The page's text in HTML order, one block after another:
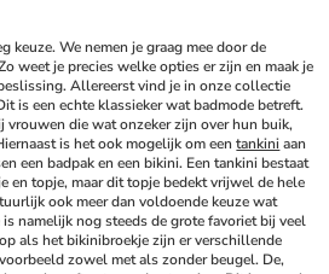
keuze. We nemen je graag mee door de
weet je precies welke opties er zijn en maak je
Allereerst vind je in onze collectie
is een echte klassieker wat badmode betreft.
vrouwen die wat onzeker zijn over hun buik,
is het ook mogelijk om een tankini aan
een badpak en een bikini. Een tankini bestaat
en topje, maar dit topje bedekt vrijwel de hele
buik. Daarnaast hebben we natuurlijk ook meer dan voldoende keuze wat
namelijk nog steeds de grote favoriet bij veel
als het bikinibroekje zijn er verschillende
zowel met als zonder beugel. De,